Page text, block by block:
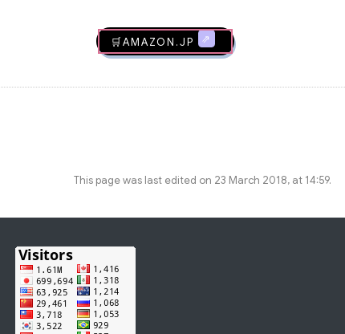
🛒AMAZON.jp
This page was last edited on 23 March 2018, at 14:59.